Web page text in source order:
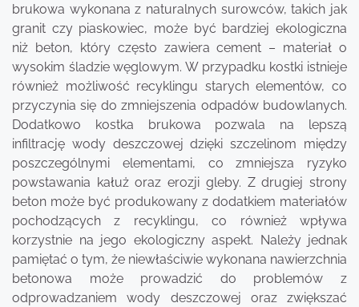
brukowa wykonana z naturalnych surowców, takich jak
granit czy piaskowiec, może być bardziej ekologiczna
niż beton, który często zawiera cement – materiał o
wysokim śladzie węglowym. W przypadku kostki istnieje
również możliwość recyklingu starych elementów, co
przyczynia się do zmniejszenia odpadów budowlanych.
Dodatkowo kostka brukowa pozwala na lepszą
infiltrację wody deszczowej dzięki szczelinom między
poszczególnymi elementami, co zmniejsza ryzyko
powstawania kałuż oraz erozji gleby. Z drugiej strony
beton może być produkowany z dodatkiem materiałów
pochodzących z recyklingu, co również wpływa
korzystnie na jego ekologiczny aspekt. Należy jednak
pamiętać o tym, że niewłaściwie wykonana nawierzchnia
betonowa może prowadzić do problemów z
odprowadzaniem wody deszczowej oraz zwiększać